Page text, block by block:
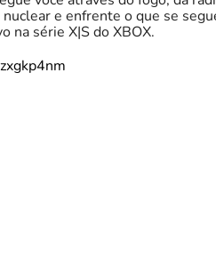
e enfrente o que se
na série X|S do XBOX.